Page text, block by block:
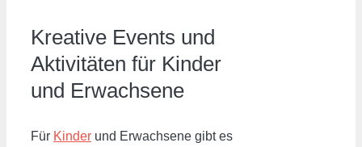
Kreative Events und
Aktivitäten für Kinder
und Erwachsene
Für Kinder und Erwachsene gibt es